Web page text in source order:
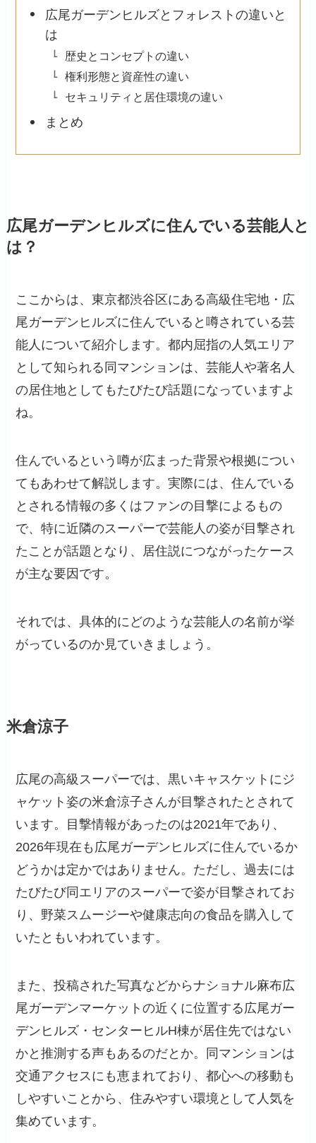
広尾ガーデンヒルズとフォレストの違いと
は
歴史とコンセプトの違い
権利形態と資産性の違い
セキュリティと居住環境の違い
まとめ
広尾ガーデンヒルズに住んでいる芸能人と
は？
ここからは、東京都渋谷区にある高級住宅地・広
尾ガーデンヒルズに住んでいると噂されている芸
能人について紹介します。都内屈指の人気エリア
として知られる同マンションは、芸能人や著名人
の居住地としてもたびたび話題になっていますよ
ね。
住んでいるという噂が広まった背景や根拠につい
てもあわせて解説します。実際には、住んでいる
とされる情報の多くはファンの目撃によるもの
で、特に近隣のスーパーで芸能人の姿が目撃され
たことが話題となり、居住説につながったケース
が主な要因です。
それでは、具体的にどのような芸能人の名前が挙
がっているのか見ていきましょう。
米倉涼子
広尾の高級スーパーでは、黒いキャスケットにジ
ャケット姿の米倉涼子さんが目撃されたとされて
います。目撃情報があったのは2021年であり、
2026年現在も広尾ガーデンヒルズに住んでいるか
どうかは定かではありません。ただし、過去には
たびたび同エリアのスーパーで姿が目撃されてお
り、野菜スムージーや健康志向の食品を購入して
いたともいわれています。
また、投稿された写真などからナショナル麻布広
尾ガーデンマーケットの近くに位置する広尾ガー
デンヒルズ・センターヒルH棟が居住先ではない
かと推測する声もあるのだとか。同マンションは
交通アクセスにも恵まれており、都心への移動も
しやすいことから、住みやすい環境として人気を
集めています。